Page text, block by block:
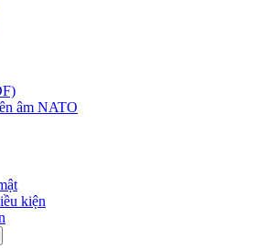
âm NATO
kiện